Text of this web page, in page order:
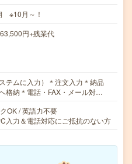
※10月～！
円+残業代
テムに入力）＊注文入力＊納品
格納＊電話・FAX・メール対…
OK / 英語力不要
入力＆電話対応にご抵抗のない方